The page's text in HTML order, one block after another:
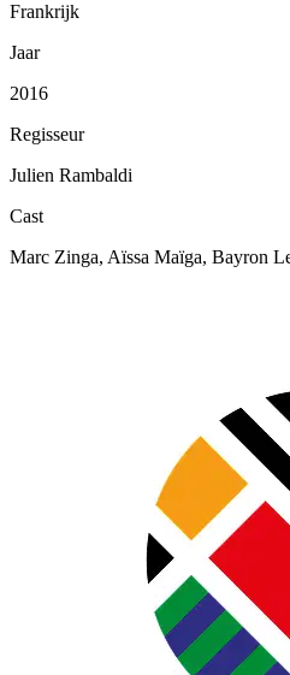
Frankrijk
Jaar
2016
Regisseur
Julien Rambaldi
Cast
Marc Zinga, Aïssa Maïga, Bayron